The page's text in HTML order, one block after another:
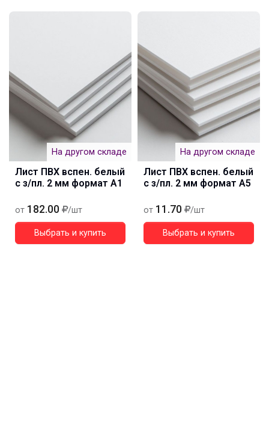
На другом складе
Лист ПВХ вспен. белый
с з/пл. 2 мм формат А1
от 182.00 /шт
Выбрать и купить
На другом складе
Лист ПВХ вспен. белый
с з/пл. 2 мм формат А5
от 11.70 /шт
Выбрать и купить